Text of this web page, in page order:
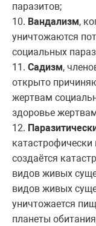
паразитов;
10. Вандализм,
уничтожаются
социальных
11. Садизм,
открыто
жертвам
здоровье
12.
создаётся
видов живых
видов живых
уничтожается
планеты